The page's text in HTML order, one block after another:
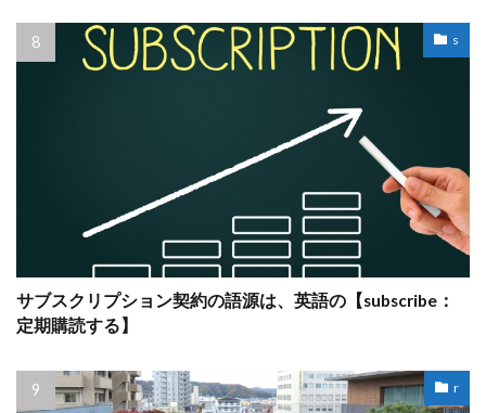
s
サブスクリプション契約の語源は、英語の【subscribe：
定期購読する】
r